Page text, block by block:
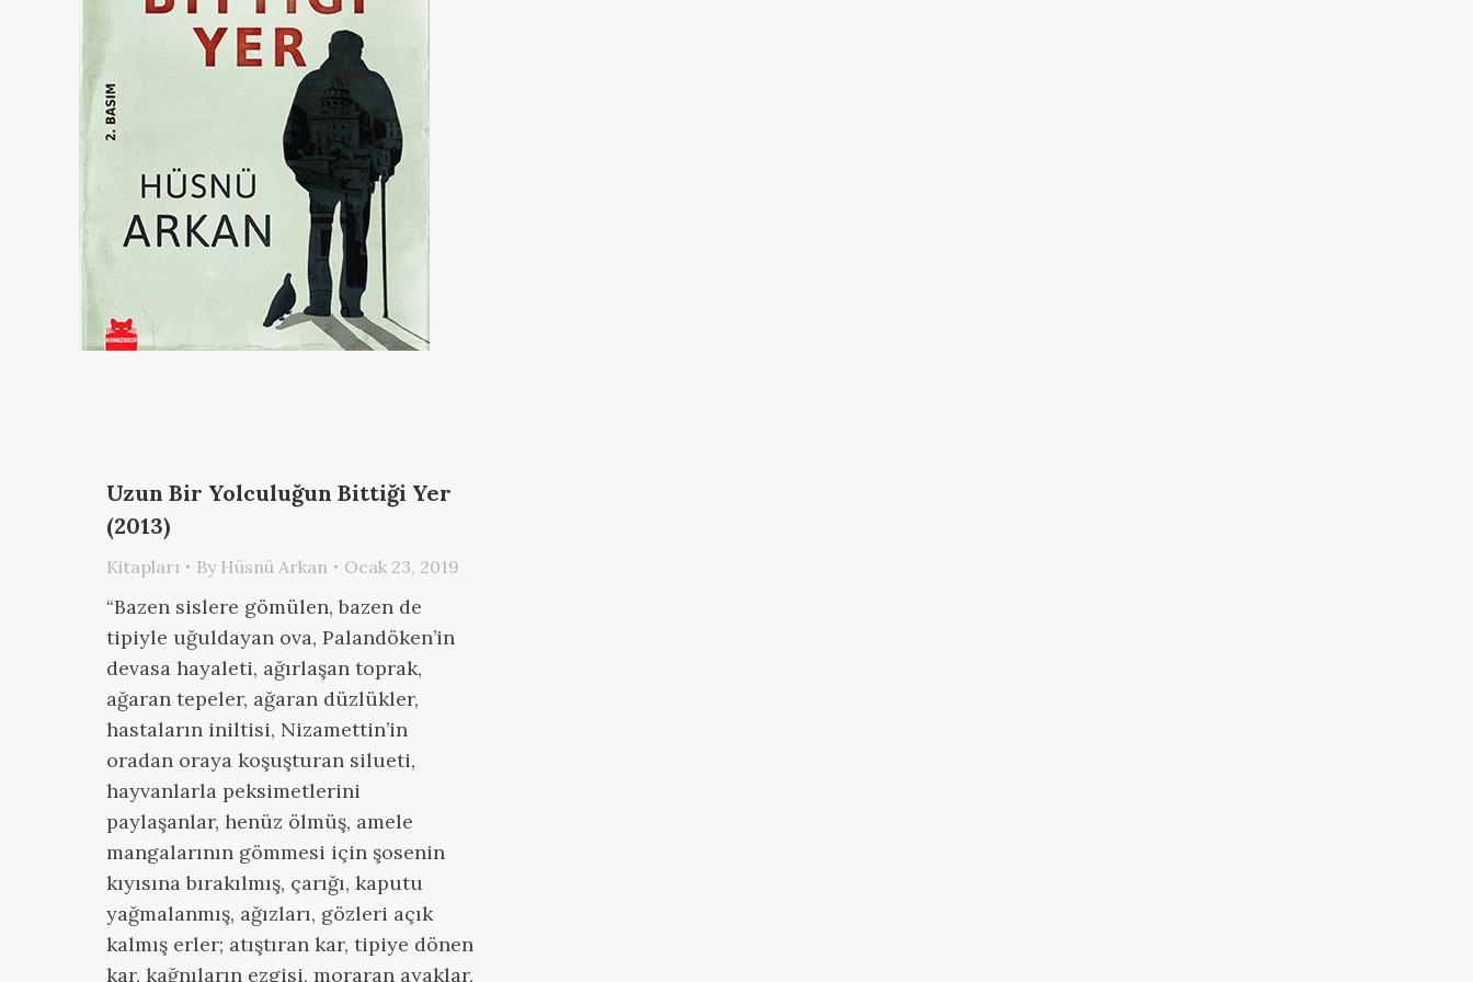
Uzun Bir Yolculuğun Bittiği Yer
(2013)
Kitapları By Hüsnü Arkan Ocak 23, 2019
“Bazen sislere gömülen, bazen de
tipiyle uğuldayan ova, Palandöken’in
devasa hayaleti, ağırlaşan toprak,
ağaran tepeler, ağaran düzlükler,
hastaların iniltisi, Nizamettin’in
oradan oraya koşuşturan silueti,
hayvanlarla peksimetlerini
paylaşanlar, henüz ölmüş, amele
mangalarının gömmesi için şosenin
kıyısına bırakılmış, çarığı, kaputu
yağmalanmış, ağızları, gözleri açık
kalmış erler; atıştıran kar, tipiye dönen
kar, kağnıların ezgisi, moraran ayaklar,